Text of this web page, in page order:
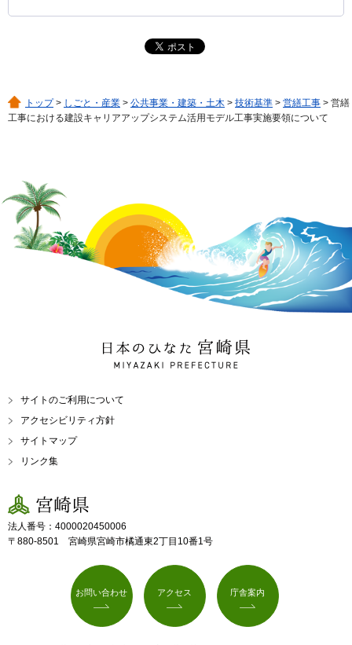
トップ> しごと・産業 > 公共事業・建築・土木 > 技術基準 > 営繕工事 > 営繕
工事における建設キャリアアップシステム活用モデル工事実施要領について
日本のひなた 宮崎県
MIYAZAKI PREFECTURE
サイトのご利用について
アクセシビリティ方針
サイトマップ
リンク集
宮崎県
法人番号：4000020450006
〒880-8501 宮崎県宮崎市橘通東2丁目10番1号
お問い合わせ アクセス 庁舎案内